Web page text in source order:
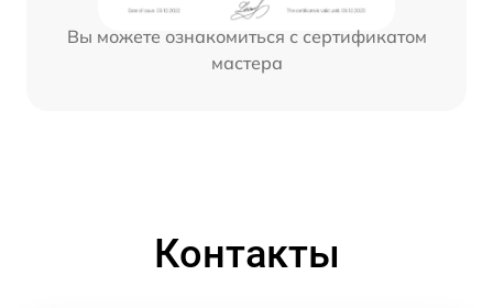
Вы можете ознакомиться с сертификатом
мастера
Контакты